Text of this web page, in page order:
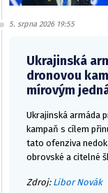
5. srpna 2026 19:55
Ukrajinská
dronovou
mírovým
Ukrajinská armáda
kampaň s cílem
tato ofenziva
obrovské a citelné
Zdroj: Libor Novák